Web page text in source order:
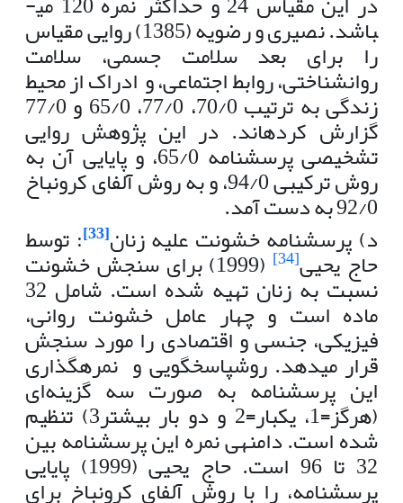
باشد. نصیری و رضویه (1385) روایی مقیاس
را برای بعد سلامت جسمی، سلامت
روانشناختی، روابط اجتماعی، و ادراک از محیط
زندگی به ترتیب 70/0، 77/0، 65/0 و 77/0
گزارش کرده­اند. در این پژوهش روایی
تشخیصی پرسشنامه 65/0، و پایایی آن به
روش ترکیبی 94/0، و به روش آلفای کرونباخ
92/0 به دست آمد.
د) پرسشنامه خشونت علیه زنان[33]
: توسط
حاج یحیی[34] (1999) برای سنجش خشونت
نسبت به زنان تهیه شده است. شامل 32
ماده است و چهار عامل خشونت روانی،
فیزیکی، جنسی و اقتصادی را مورد سنجش
قرار می­دهد. روشپاسخگویی و نمره­گذاری
این پرسشنامه به صورت سه گزینه‌ای
(هرگز=1، یکبار=2 و دو بار بیشتر3) تنظیم
شده است. دامنه­ی نمره این پرسشنامه بین
32 تا 96 است. حاج یحیی (1999) پایایی
پرسشنامه، را با روش آلفای کرونباخ برای